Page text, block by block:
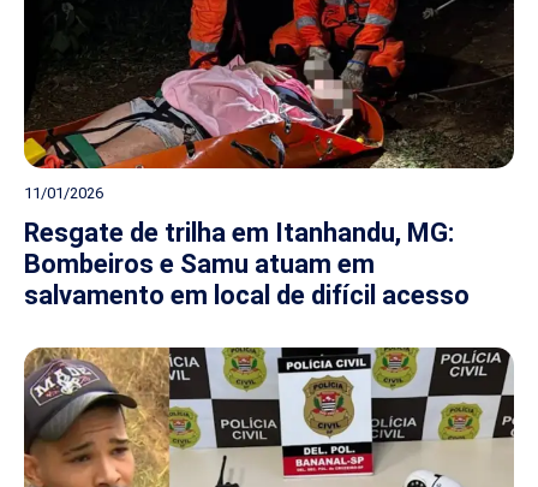
11/01/2026
Resgate de trilha em Itanhandu, MG:
Bombeiros e Samu atuam em
salvamento em local de difícil acesso